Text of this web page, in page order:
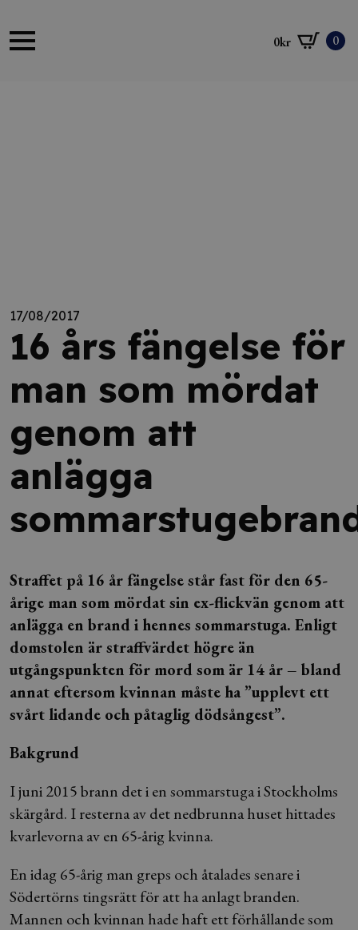
0kr 0
17/08/2017
16 års fängelse för
man som mördat
genom att
anlägga
Straffet på 16 år fängelse står fast för den 65-
årige man som mördat sin ex-flickvän genom att
anlägga en brand i hennes sommarstuga. Enligt
domstolen är straffvärdet högre än
utgångspunkten för mord som är 14 år – bland
annat eftersom kvinnan måste ha ”upplevt ett
svårt lidande och påtaglig dödsångest”.
Bakgrund
I juni 2015 brann det i en sommarstuga i Stockholms
skärgård. I resterna av det nedbrunna huset hittades
kvarlevorna av en 65-årig kvinna.
En idag 65-årig man greps och åtalades senare i
Södertörns tingsrätt för att ha anlagt branden.
Mannen och kvinnan hade haft ett förhållande som